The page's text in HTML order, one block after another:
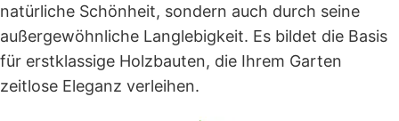
natürliche Schönheit, sondern auch durch seine
außergewöhnliche Langlebigkeit. Es bildet die Basis
für erstklassige Holzbauten, die Ihrem Garten
zeitlose Eleganz verleihen.